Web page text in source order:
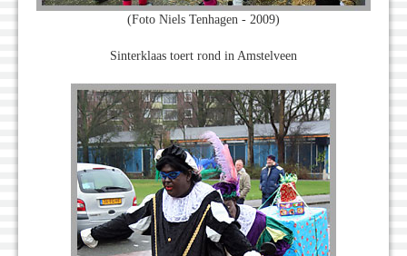
(Foto Niels Tenhagen - 2009)
Sinterklaas toert rond in Amstelveen